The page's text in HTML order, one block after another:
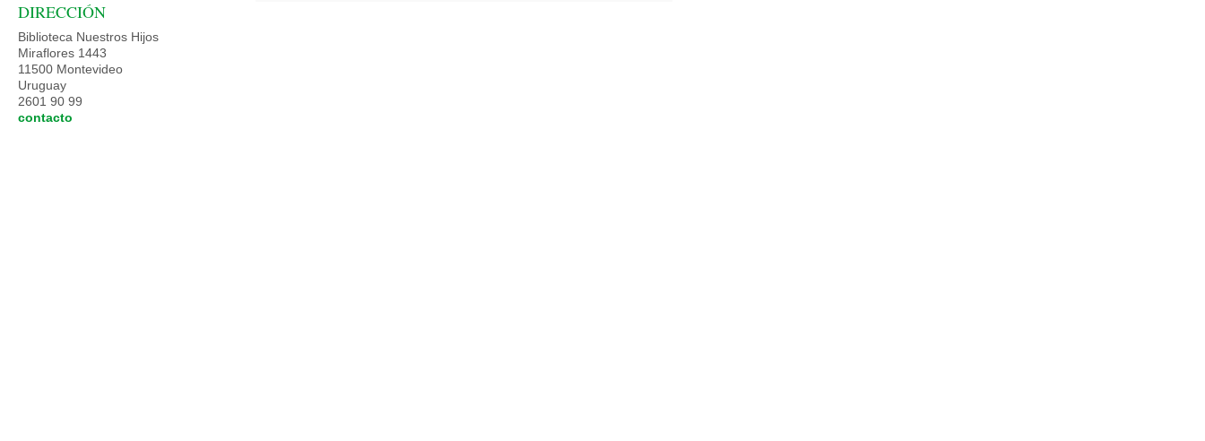
DIRECCIÓN
Biblioteca Nuestros Hijos
Miraflores 1443
11500 Montevideo
Uruguay
2601 90 99
contacto